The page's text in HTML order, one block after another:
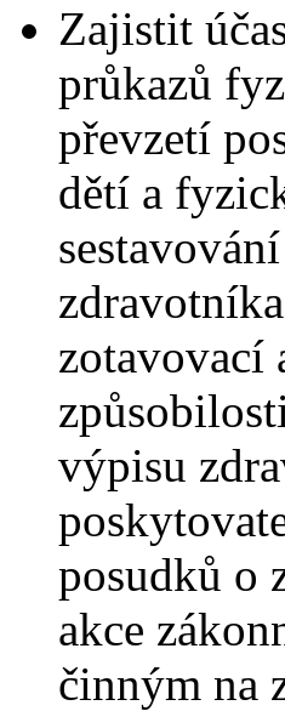
Zajistit
průkazů
převzetí
dětí a
zotavovací
výpisu
posudků o
akce
činným na